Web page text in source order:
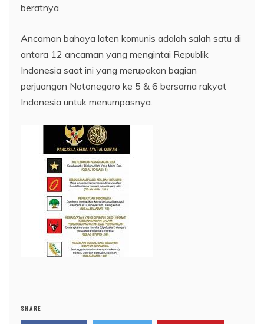
beratnya.
Ancaman bahaya laten komunis adalah salah satu di
antara 12 ancaman yang mengintai Republik
Indonesia saat ini yang merupakan bagian
perjuangan Notonegoro ke 5 & 6 bersama rakyat
Indonesia untuk menumpasnya.
SHARE